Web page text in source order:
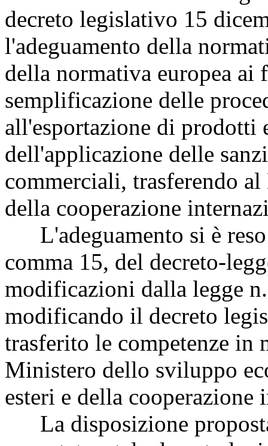
decreto legislativo 15
l'adeguamento della
della normativa europea
semplificazione delle
all'esportazione di prodotti
dell'applicazione delle
commerciali, trasferendo
della cooperazione
L'adeguamento si è
comma 15, del decreto-
modificazioni dalla legge
modificando il decreto
trasferito le competenze in
Ministero dello sviluppo
esteri e della cooperazione
La disposizione